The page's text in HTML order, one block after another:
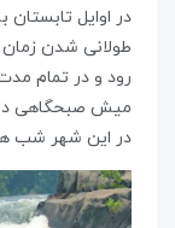
در اوایل
طولانی شدن
رود و در تمام
میش صبحگاهی
در این شهر شب